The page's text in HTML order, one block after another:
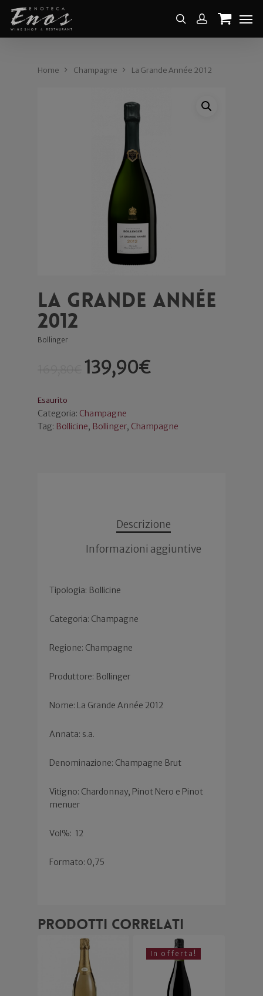
Home Champagne La Grande Année 2012
La Grande Année
2012
Bollinger
139,90€
Esaurito
Categoria: Champagne
Tag: Bollicine, Bollinger, Champagne
Descrizione
Informazioni aggiuntive
Tipologia: Bollicine
Categoria: Champagne
Regione: Champagne
Produttore: Bollinger
Nome: La Grande Année 2012
Annata: s.a.
Denominazione: Champagne Brut
Vitigno: Chardonnay, Pinot Nero e Pinot
menuer
Vol%: 12
Formato: 0,75
Prodotti correlati
In offerta!